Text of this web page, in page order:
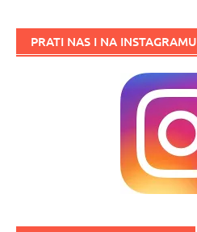
PRATI NAS I NA INSTAGRAMU